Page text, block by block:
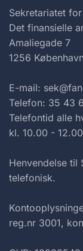
Sekretariatet for
Det finansielle
Amaliegade 7
1256
E-mail:
Telefon: 35 43
Telefontid alle
kl. 10.00 - 12.00
Henvendelse til
telefonisk.
reg.nr 3001,